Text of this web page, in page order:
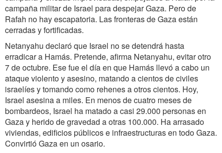
campaña militar de Israel para despejar Gaza. Pero de
Rafah no hay escapatoria. Las fronteras de Gaza están
cerradas y fortificadas.
Netanyahu declaró que Israel no se detendrá hasta
erradicar a Hamás. Pretende, afirma Netanyahu, evitar otro
7 de octubre. Ese fue el día en que Hamás llevó a cabo un
ataque violento y asesino, matando a cientos de civiles
israelíes y tomando como rehenes a otros cientos. Hoy,
Israel asesina a miles. En menos de cuatro meses de
bombardeos, Israel ha matado a casi 29.000 personas en
Gaza y herido de gravedad a otras 100.000. Ha arrasado
viviendas, edificios públicos e infraestructuras en todo Gaza.
Convirtió Gaza en un osario.